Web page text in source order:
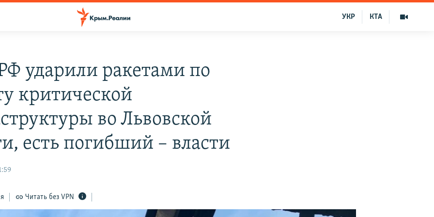
КТА
УКР
ударили ракетами по
критической
во Львовской
есть погибший – власти
Читать без VPN